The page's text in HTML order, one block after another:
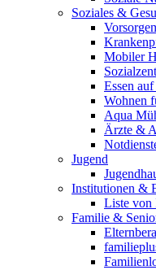
Soziales &
Mobiler
Essen
Wohnen
Aqua
Ärzte &
Jugend
Institutionen &
Liste von
Familie &